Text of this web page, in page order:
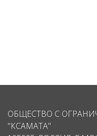
ОБЩЕСТВО С
"КСАМАТА"